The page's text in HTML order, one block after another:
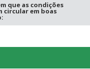
que as condições
circular em boas